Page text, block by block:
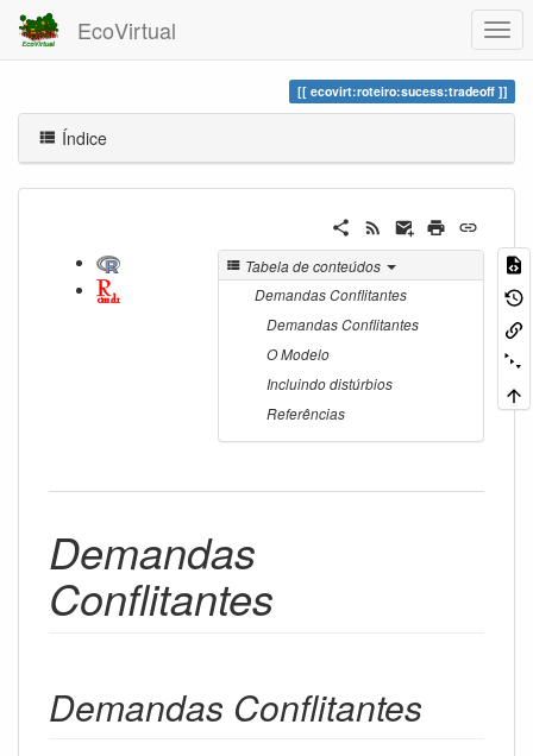
EcoVirtual
ecovirt:roteiro:sucess:tradeoff
Índice
Tabela de conteúdos
Demandas Conflitantes
Demandas Conflitantes
O Modelo
Incluindo distúrbios
Referências
Demandas
Conflitantes
Demandas Conflitantes